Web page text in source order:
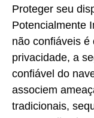
Proteger seu
Potencialmente
não confiáveis é
privacidade, a
confiável do
associem
tradicionais,